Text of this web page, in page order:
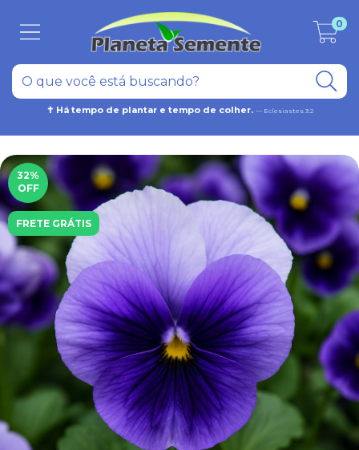
✝ Há tempo de plantar e tempo de colher. — Eclesiastes 3:2
0
32%
OFF
FRETE GRÁTIS